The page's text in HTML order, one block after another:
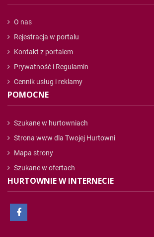
O nas
Rejestracja w portalu
Kontakt z portalem
Prywatność i Regulamin
Cennik usług i reklamy
POMOCNE
Szukane w hurtowniach
Strona www dla Twojej Hurtowni
Mapa strony
Szukane w ofertach
HURTOWNIE W INTERNECIE